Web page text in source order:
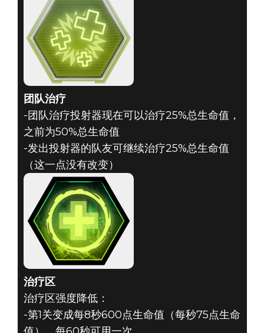
团队治疗
-团队治疗投射器现在可以治疗25%总生命值，
之前为50%总生命值
-发出投射器的队友可继续治疗25%总生命值
（这一点没有改变）
治疗区
治疗区强度降低：
-第1关变成每8秒600点生命值（每秒75点生命